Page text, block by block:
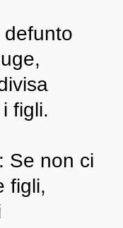
figli.
Se non ci
figli,